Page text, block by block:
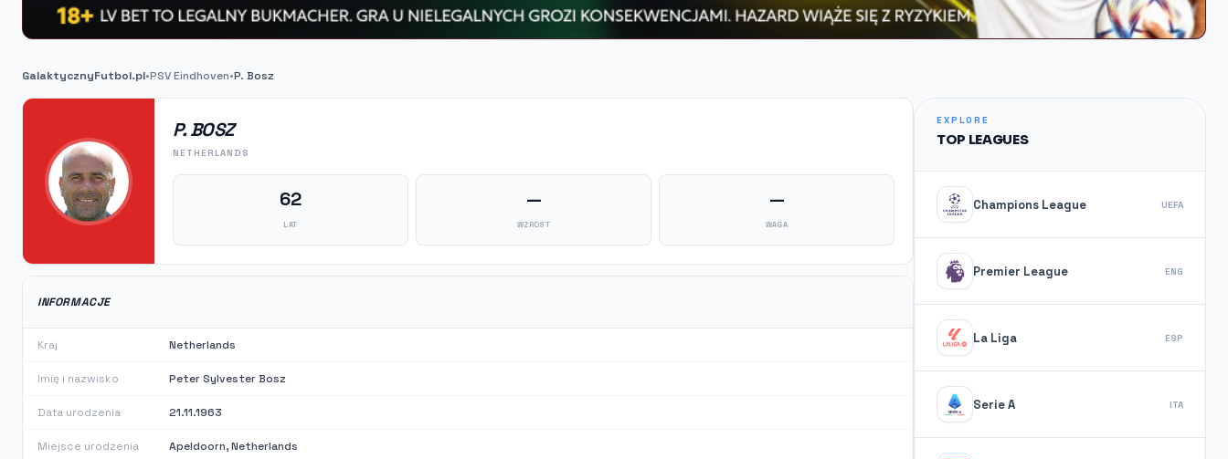
GalaktycznyFutbol.pl•PSV Eindhoven•P. Bosz
P. BOSZ
NETHERLANDS
62
LAT
—
WZROST
—
WAGA
INFORMACJE
Kraj Netherlands
Imię i nazwisko Peter Sylvester Bosz
Data urodzenia 21.11.1963
Miejsce urodzenia Apeldoorn, Netherlands
EXPLORE
TOP LEAGUES
Champions League UEFA
Premier League ENG
La Liga ESP
Serie A ITA